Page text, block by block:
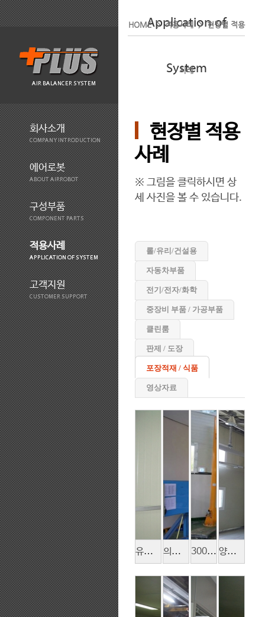
AIR BALANCER SYSTEM
회사소개
COMPANY INTRODUCTION
에어로봇
ABOUT AIRROBOT
구성부품
COMPONENT PARTS
적용사례
APPLICATION OF SYSTEM
고객지원
CUSTOMER SUPPORT
Application of
System
HOME > 적용사례 > 현장별 적용
사례
현장별 적용
사례
※ 그림을 클릭하시면 상
세 사진을 볼 수 있습니다.
롤/유리/건설용
자동차부품
전기/전자/화학
중장비 부품 / 가공부품
클린룸
판제 / 도장
포장적재 / 식품
영상자료
유제품 적재 의료기 포장제품 컨베어 Loading 300도 넘는 아연 괴 적재 공정 양파즙 공장 원료 투입